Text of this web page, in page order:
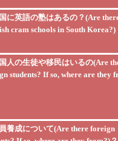
に英語の塾はあるの？(Are
cram schools in South Korea?)
人の生徒や移民はいるの(Are
students? If so, where are they
養成について(Are there foreign